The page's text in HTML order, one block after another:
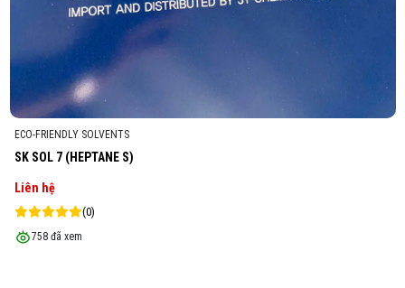
ECO-FRIENDLY SOLVENTS
SK SOL 7 (HEPTANE S)
Liên hệ
(0)
758 đã xem